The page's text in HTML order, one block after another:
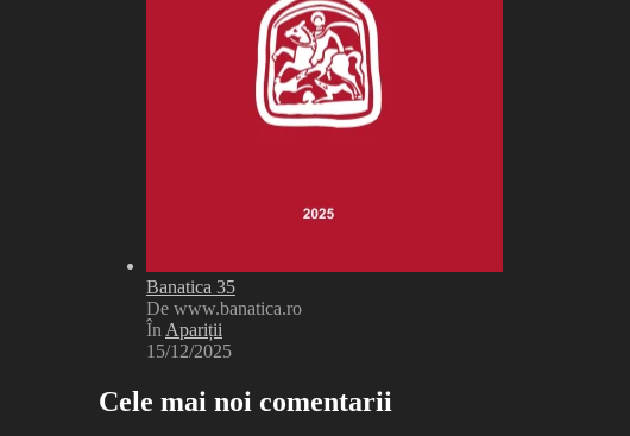
Banatica 35
De www.banatica.ro
ÎnApariții
15/12/2025
Cele mai noi comentarii